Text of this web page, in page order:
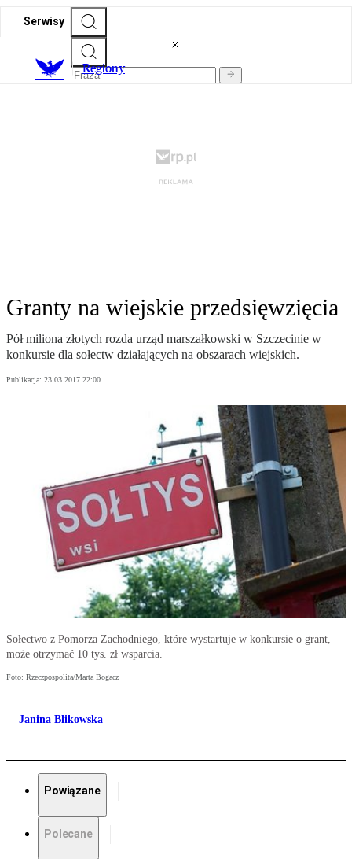
Serwisy
Regiony
Granty na wiejskie przedsięwzięcia
Pół miliona złotych rozda urząd marszałkowski w Szczecinie w
konkursie dla sołectw działających na obszarach wiejskich.
Publikacja: 23.03.2017 22:00
Sołectwo z Pomorza Zachodniego, które wystartuje w konkursie o grant,
może otrzymać 10 tys. zł wsparcia.
Foto: Rzeczpospolita/Marta Bogacz
Janina Blikowska
Powiązane
Polecane